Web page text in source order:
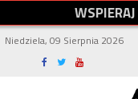
WSPIERAJ
Niedziela, 09 Sierpnia 2026